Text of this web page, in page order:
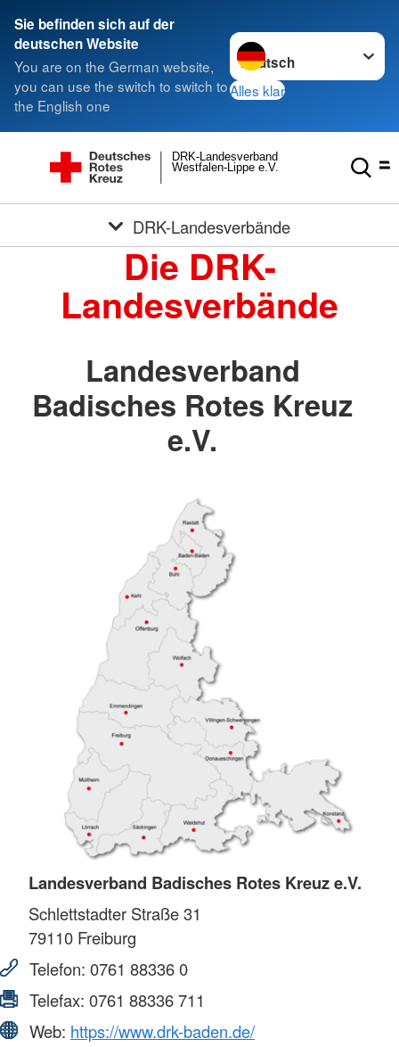
Sie befinden sich auf der
deutschen Website
You are on the German website,
you can use the switch to switch to
the English one
Sprache wechseln zu
Alles klar
Westfalen-Lippe e.V.
DRK-Landesverband
DRK-Landesverbände
Die DRK-
Landesverbände
Landesverband
Badisches Rotes Kreuz
e.V.
Landesverband Badisches Rotes Kreuz e.V.
Schlettstadter Straße 31
79110 Freiburg
Telefon: 0761 88336 0
Telefax: 0761 88336 711
Web: https://www.drk-baden.de/